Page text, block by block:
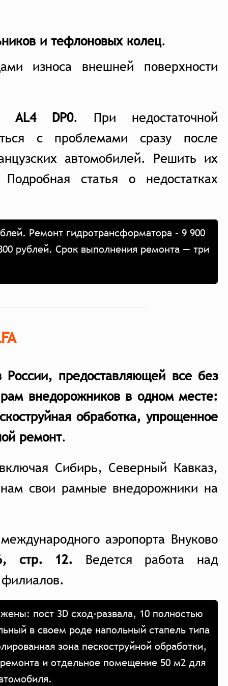
и тефлоновых колец.
износа внешней поверхности
AL4 DP0. При недостаточной
с проблемами сразу после
автомобилей. Решить их
статья о недостатках
Ремонт гидротрансформатора – 9 900
рублей. Срок выполнения ремонта — три
России, предоставляющей все без
внедорожников в одном месте:
обработка, упрощенное
ремонт.
Сибирь, Северный Кавказ,
свои рамные внедорожники на
аэропорта Внуково
стр. 12. Ведется работа над
пост 3D сход-развала, 10 полностью
в своем роде напольный стапель типа
зона пескоструйной обработки,
и отдельное помещение 50 м2 для